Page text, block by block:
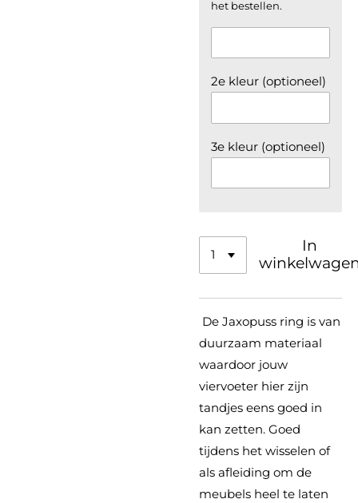
het bestellen.
2e kleur (optioneel)
3e kleur (optioneel)
In
De Jaxopuss ring is van
duurzaam materiaal
waardoor jouw
viervoeter hier zijn
tandjes eens goed in
kan zetten. Goed
tijdens het wisselen of
als afleiding om de
meubels heel te laten